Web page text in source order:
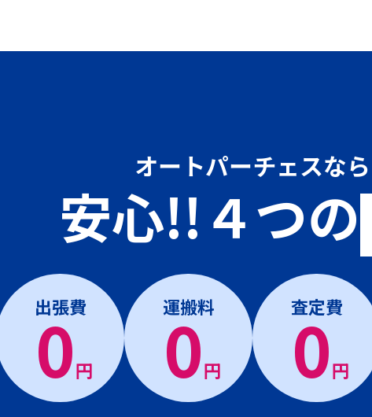
オートパーチェスなら
安心!!４つの
出張費
0円
運搬料
0円
査定費
0円